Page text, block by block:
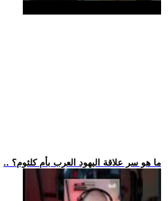
.. ما هو سر علاقة اليهود العرب بأم كلثوم؟